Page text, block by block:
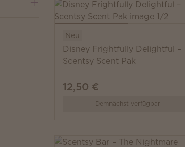
Neu
Disney Frightfully Delightful –
Scentsy Scent Pak
12,50 €
Demnächst verfügbar